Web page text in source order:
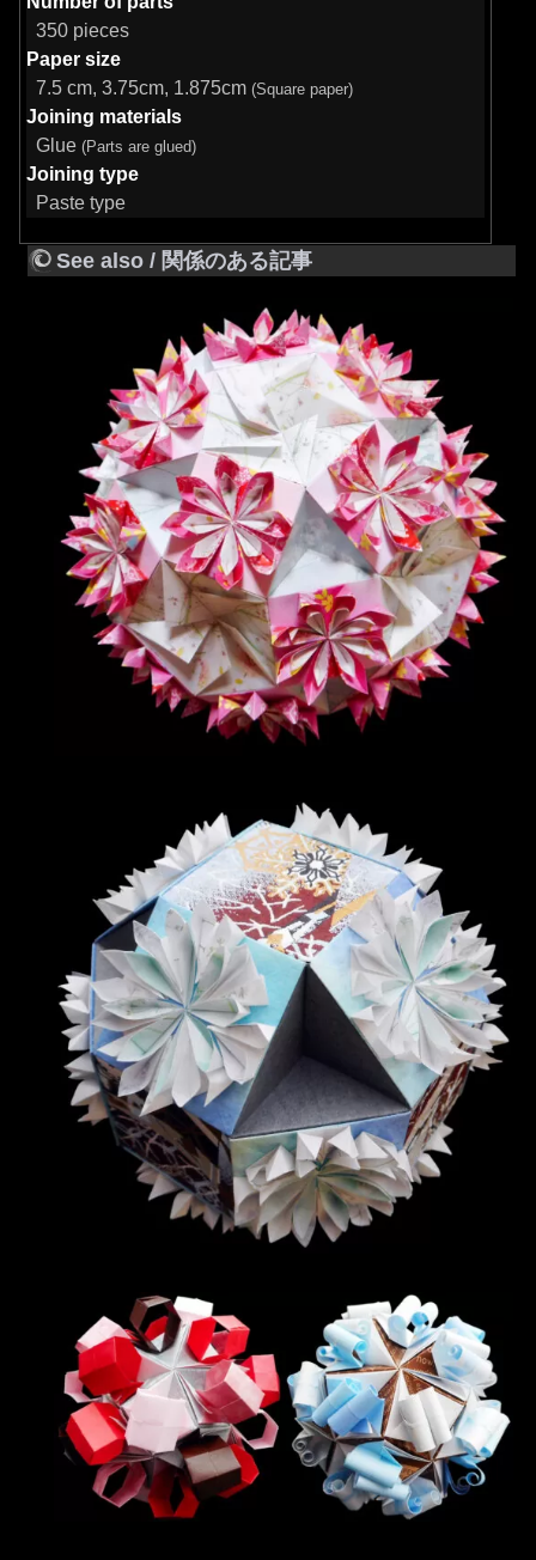
350 pieces
Paper size
7.5 cm, 3.75cm, 1.875cm (Square paper)
Joining materials
Glue (Parts are glued)
Joining type
Paste type
See also / 関係のある記事